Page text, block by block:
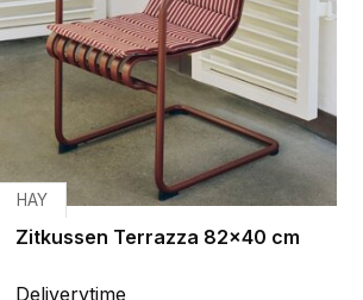
HAY
Zitkussen Terrazza 82x40 cm
Deliverytime